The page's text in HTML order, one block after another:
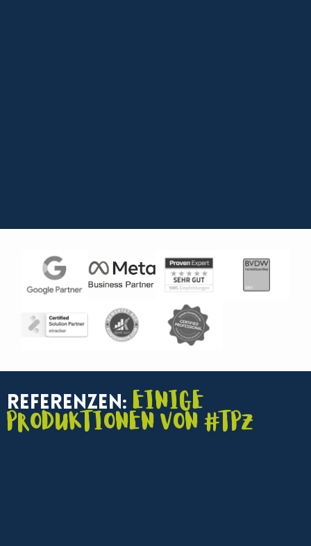
Referenzen: Einige
Produktionen von #TPZ